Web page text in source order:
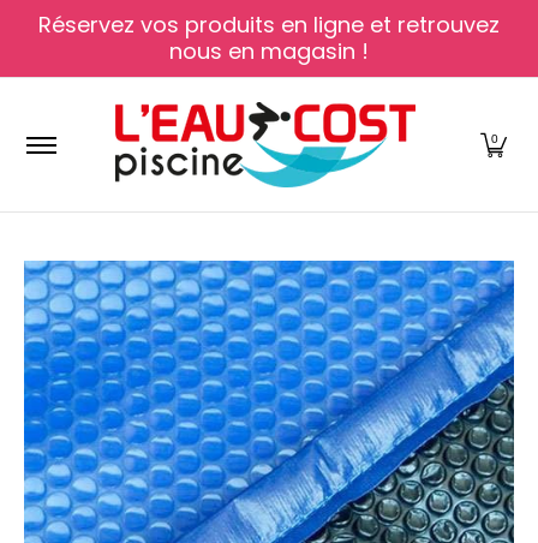
Passer au contenu principal
Réservez vos produits en ligne et retrouvez
nous en magasin !
0
Passer au contenu principal